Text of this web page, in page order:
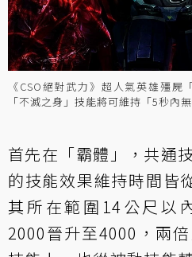
《CSO絕對武力》超人氣英雄殭
「不滅之身」技能將可維持「5秒內
首先在「霸體」，共通
的技能效果維持時間皆
其所在範圍14公尺以
2000晉升至4000，兩